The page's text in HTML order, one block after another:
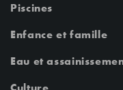
Piscines
Enfance et famille
Eau et